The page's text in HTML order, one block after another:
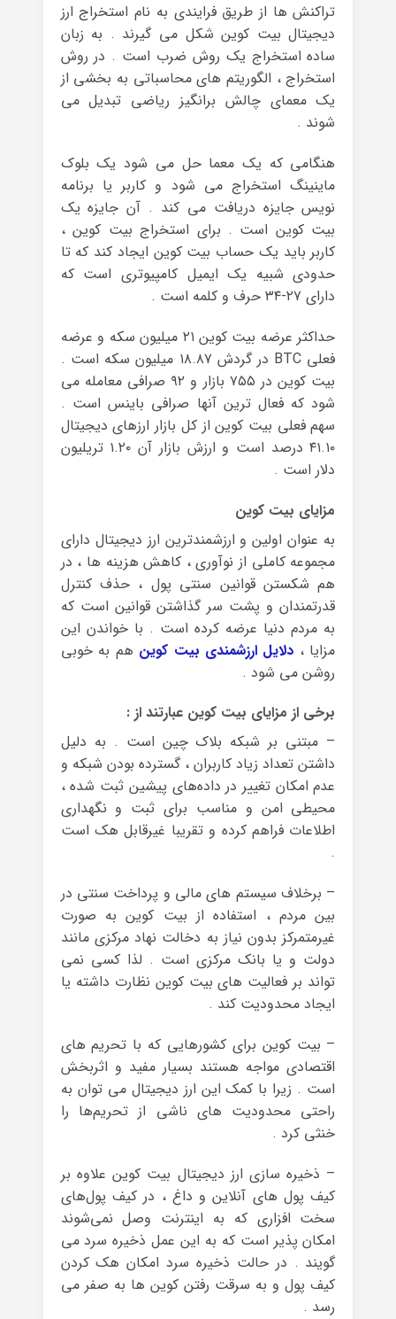
تراکنش ها از طریق فرایندی به نام استخراج ارز
دیجیتال بیت کوین شکل می گیرند . به زبان
ساده استخراج یک روش ضرب است . در روش
استخراج ، الگوریتم های محاسباتی به بخشی از
یک معمای چالش برانگیز ریاضی تبدیل می
شوند .
هنگامی که یک معما حل می شود یک بلوک
ماینینگ استخراج می شود و کاربر یا برنامه
نویس جایزه دریافت می کند . آن جایزه یک
بیت کوین است . برای استخراج بیت کوین ،
کاربر باید یک حساب بیت کوین ایجاد کند که تا
حدودی شبیه یک ایمیل کامپیوتری است که
دارای ۲۷-۳۴ حرف و کلمه است .
حداکثر عرضه بیت کوین ۲۱ میلیون سکه و عرضه
فعلی BTC در گردش ۱۸.۸۷ میلیون سکه است .
بیت کوین در ۷۵۵ بازار و ۹۲ صرافی معامله می
شود که فعال ترین آنها صرافی باینس است .
سهم فعلی بیت کوین از کل بازار ارزهای دیجیتال
۴۱.۱۰ درصد است و ارزش بازار آن ۱.۲۰ تریلیون
دلار است .
مزایای بیت کوین
به عنوان اولین و ارزشمندترین ارز دیجیتال دارای
مجموعه کاملی از نوآوری ، کاهش هزینه‌ ها ، در
هم شکستن قوانین سنتی پول ، حذف کنترل
قدرتمندان و پشت سر گذاشتن قوانین است که
به مردم دنیا عرضه کرده است . با خواندن این
مزایا ، دلایل ارزشمندی بیت کوین هم به خوبی
روشن می شود .
برخی از مزایای بیت کوین عبارتند از :
– مبتنی بر شبکه بلاک چین است . به دلیل
داشتن تعداد زیاد کاربران ، گسترده بودن شبکه و
عدم امکان تغییر در داده‌های پیشین ثبت شده ،
محیطی امن و مناسب برای ثبت و نگهداری
اطلاعات فراهم کرده و تقریبا غیرقابل هک است
.
– برخلاف سیستم های مالی و پرداخت سنتی در
بین مردم ، استفاده از بیت کوین به صورت
غیرمتمرکز بدون نیاز به دخالت نهاد مرکزی مانند
دولت و یا بانک مرکزی است . لذا کسی نمی
‌تواند بر فعالیت ‌های بیت کوین نظارت داشته یا
ایجاد محدودیت کند .
– بیت کوین برای کشورهایی که با تحریم های
اقتصادی مواجه هستند بسیار مفید و اثربخش
است . زیرا با کمک این ارز دیجیتال می ‌توان به
راحتی محدودیت ‌های ناشی از تحریم‌ها را
خنثی کرد .
– ذخیره سازی ارز دیجیتال بیت کوین علاوه بر
کیف پول های آنلاین و داغ ، در کیف پول‌های
سخت ‌افزاری که به اینترنت وصل نمی‌شوند
امکان پذیر است که به این عمل ذخیره سرد می
گویند . در حالت ذخیره سرد امکان هک کردن
کیف پول و به سرقت رفتن کوین‌ ها به صفر می
‌رسد .